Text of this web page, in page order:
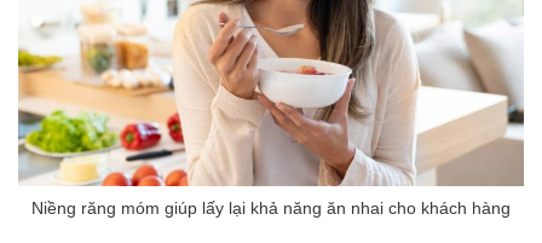
Niềng răng móm giúp lấy lại khả năng ăn nhai cho khách hàng